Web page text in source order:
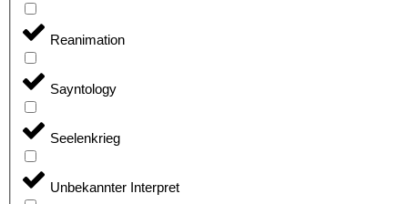
Reanimation
Sayntology
Seelenkrieg
Unbekannter Interpret